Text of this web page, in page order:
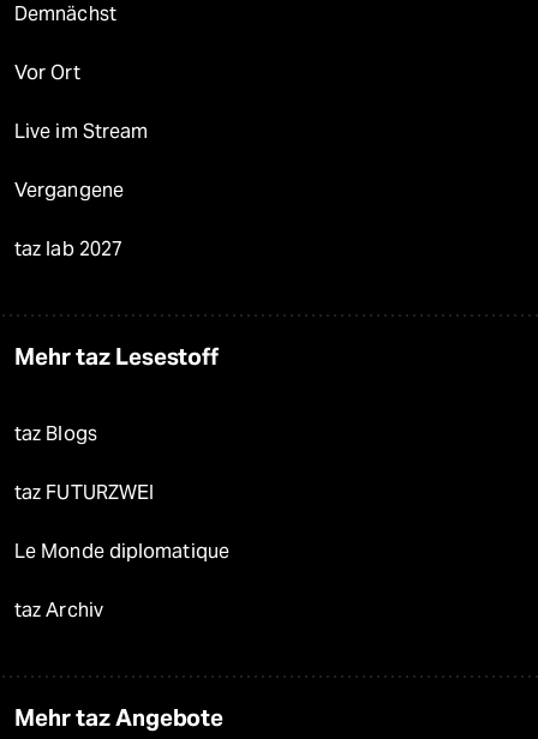
Demnächst
Vor Ort
Live im Stream
Vergangene
taz lab 2027
Mehr taz Lesestoff
taz Blogs
taz FUTURZWEI
Le Monde diplomatique
taz Archiv
Mehr taz Angebote